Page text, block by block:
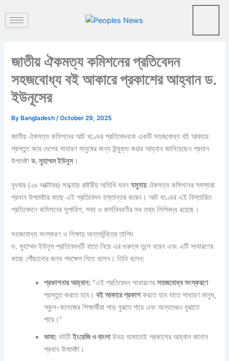
content
জাতীয় ঐকমত্য কমিশনের প্রতিবেদন
সহজবোধ্য বই আকারে প্রকাশের আহ্বান ড.
ইউনূসের
By Bangladesh/October 29, 2025
জাতীয় ঐকমত্য কমিশনের আট খণ্ডের প্রতিবেদনকে একটি সহজবোধ্য বই আকারে
প্রস্তুত করে দেশের সাধারণ মানুষের জন্য উন্মুক্ত করার আহ্বান জানিয়েছেন প্রধান
উপদেষ্টাড. মুহাম্মদ ইউনূস।
বুধবার (২৯ অক্টোবর) সন্ধ্যায় রাষ্ট্রীয় অতিথি ভবনযমুনায় ঐকমত্য কমিশনের সদস্যরা
প্রধান উপদেষ্টার কাছে এই প্রতিবেদন হস্তান্তর করেন। আট খণ্ডের এই বিস্তারিত
প্রতিবেদনে কমিশনের সুপারিশ, সভা ও কার্যবিবরণীর সব তথ্য লিপিবদ্ধ রয়েছে।
সহজবোধ্য সংস্করণ ও শিক্ষায় অন্তর্ভুক্তির তাগিদ
ড. মুহাম্মদ ইউনূস প্রতিবেদনটি হাতে নিয়ে এর গুরুত্ব তুলে ধরেন এবং এটি সাধারণের
কাছে পৌঁছানোর জন্য পদক্ষেপ নিতে বলেন। তিনি বলেন:
প্রকাশনার আহ্বান: “এই প্রতিবেদন সাধারণেরসহজবোধ্য সংস্করণে
প্রস্তুত করতে হবে।বই আকারে প্রকাশকরতে হবে যাতে সাধারণ মানুষ,
স্কুল-কলেজের শিক্ষার্থীরা পড়ে বুঝতে পারে এবং অন্যদেরও বুঝাতে
পারে।”
ভাষা: বইটিইংরেজি ও বাংলাউভয় ভাষাতেই প্রকাশের আহ্বান জানান
প্রধান উপদেষ্টা।
রা
ত
র